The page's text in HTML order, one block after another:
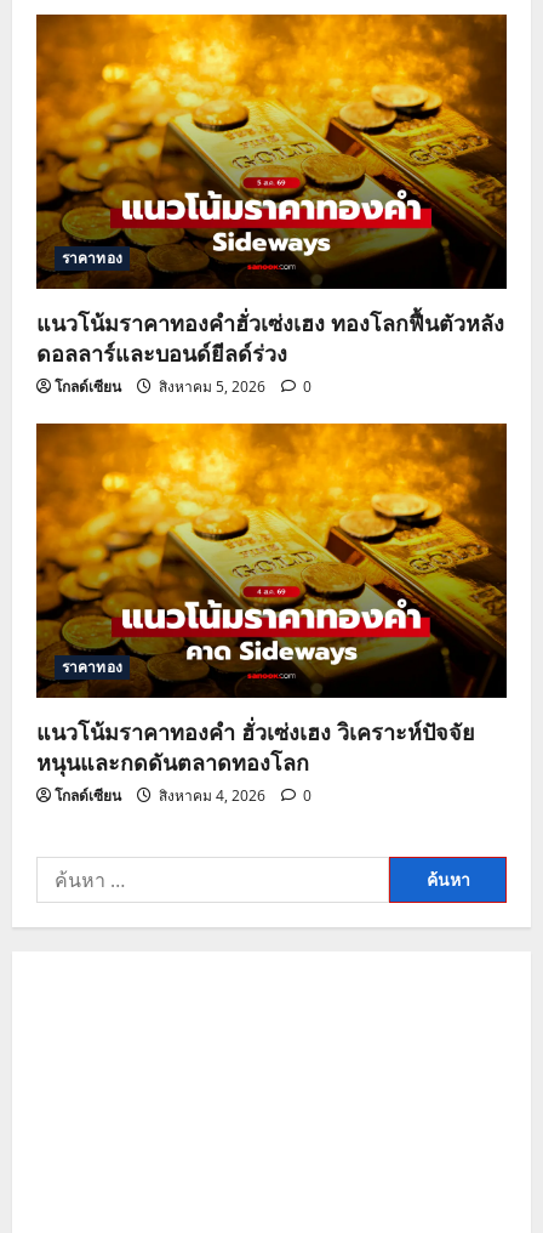
ราคาทอง
แนวโน้มราคาทองคำฮั่วเซ่งเฮง ทองโลกฟื้นตัวหลัง
ดอลลาร์และบอนด์ยีลด์ร่วง
โกลด์เซียน สิงหาคม 5, 2026 0
ราคาทอง
แนวโน้มราคาทองคำ ฮั่วเซ่งเฮง วิเคราะห์ปัจจัย
หนุนและกดดันตลาดทองโลก
โกลด์เซียน สิงหาคม 4, 2026 0
ค้นหา
สำหรับ: